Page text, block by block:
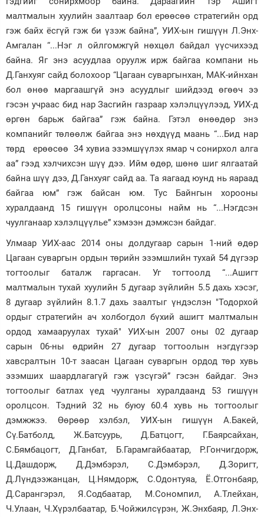
малтмалын хуулийн заалтаар бол ерөөсөө стратегийн орд
гэж байх ёсгүй гэж би үзэж байна”, УИХ-ын гишүүн Л.Энх-
Амгалан “...Нэг л ойлгомжгүй нөхцөл байдал үүсчихээд
байна. Яг энэ асуудлаа оруулж ирж байгаа компани нь
Д.Ганхуяг сайд болохоор “Цагаан суваргынхан, МАК-ийнхан
бол өнөө маргаашгүй энэ асуудлыг шийдээд өгөөч ээ
гэсэн учраас бид нар Засгийн газраар хэлэлцүүлээд, УИХ-д
өргөн барьж байгаа” гэж байна. Гэтэл өнөөдөр энэ
компанийг төлөөлж байгаа энэ нөхдүүд маань “...Бид нар
төрд ерөөсөө 34 хувиа эзэмшүүлэх ямар ч сонирхол алга
аа” гээд хэлчихсэн шүү дээ. Ийм өдөр, шөнө шиг ялгаатай
байна шүү дээ, Д.Ганхуяг сайд аа. Та яагаад юунд нь яараад
байгаа юм” гэж байсан юм. Тус Байнгын хорооны
хуралдаанд 15 гишүүн оролцсоны найм нь “...Нэгдсэн
чуулганаар хэлэлцүүлье” хэмээн дэмжсэн байдаг.
Улмаар УИХ-аас 2014 оны долдугаар сарын 1-ний өдөр
Цагаан суваргын ордын төрийн эзэмшлийн тухай 54 дүгээр
тогтоолыг баталж гаргасан. Уг тогтоолд “...Ашигт
малтмалын тухай хуулийн 5 дугаар зүйлийн 5.5 дахь хэсэг,
8 дугаар зүйлийн 8.1.7 дахь заалтыг үндэслэн "Тодорхой
ордыг стратегийн ач холбогдол бүхий ашигт малтмалын
ордод хамааруулах тухай" УИХ-ын 2007 оны 02 дугаар
сарын 06-ны өдрийн 27 дугаар тогтоолын нэгдүгээр
хавсралтын 10-т заасан Цагаан суваргын ордод төр хувь
эзэмших шаардлагагүй гэж үзсүгэй” гэсэн байдаг. Энэ
тогтоолыг батлах үед чуулганы хуралдаанд 53 гишүүн
оролцсон. Тэдний 32 нь буюу 60.4 хувь нь тогтоолыг
дэмжжээ. Өөрөөр хэлбэл, УИХ-ын гишүүн А.Бакей,
Сү.Батболд, Ж.Батсуурь, Д.Батцогт, Г.Баярсайхан,
С.Бямбацогт, Д.Ганбат, Б.Гарамгайбаатар, Р.Гончигдорж,
Ц.Дашдорж, Д.Дэмбэрэл, С.Дэмбэрэл, Д.Зоригт,
Д.Лүндээжанцан, Ц.Нямдорж, С.Одонтуяа, Ё.Отгонбаяр,
Д.Сарангэрэл, Я.Содбаатар, М.Сономпил, А.Тлейхан,
Ч.Улаан, Ч.Хүрэлбаатар, Б.Чойжилсүрэн, Ж.Энхбаяр, Л.Энх-